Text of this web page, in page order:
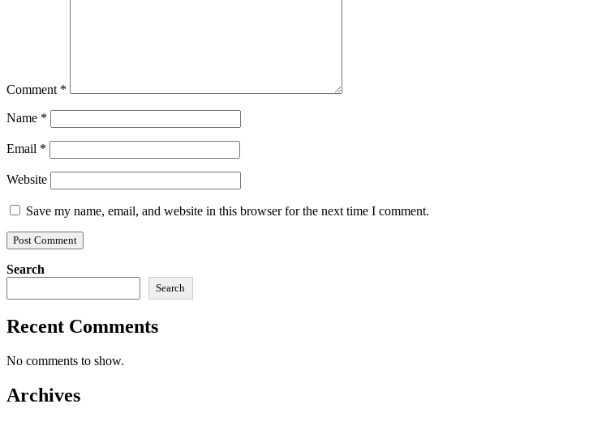
Comment *
Name *
Email *
Website
Save my name, email, and website in this browser for the next time I comment.
Search
Search
Recent Comments
No comments to show.
Archives